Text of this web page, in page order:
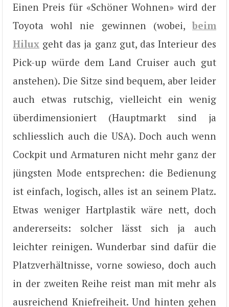
Einen Preis für «Schöner Wohnen» wird der
Toyota wohl nie gewinnen (wobei,beim
Hilux geht das ja ganz gut, das Interieur des
Pick-up würde dem Land Cruiser auch gut
anstehen). Die Sitze sind bequem, aber leider
auch etwas rutschig, vielleicht ein wenig
überdimensioniert (Hauptmarkt sind ja
schliesslich auch die USA). Doch auch wenn
Cockpit und Armaturen nicht mehr ganz der
jüngsten Mode entsprechen: die Bedienung
ist einfach, logisch, alles ist an seinem Platz.
Etwas weniger Hartplastik wäre nett, doch
andererseits: solcher lässt sich ja auch
leichter reinigen. Wunderbar sind dafür die
Platzverhältnisse, vorne sowieso, doch auch
in der zweiten Reihe reist man mit mehr als
ausreichend Kniefreiheit. Und hinten gehen